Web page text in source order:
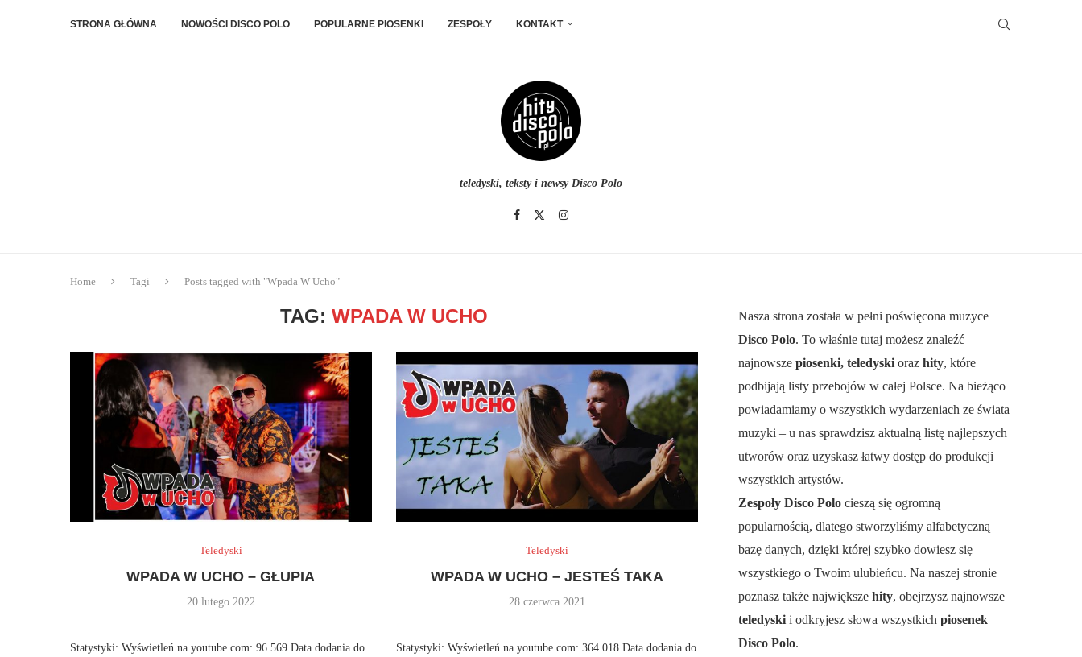
STRONA GŁÓWNA NOWOŚCI DISCO POLO POPULARNE PIOSENKI ZESPOŁY KONTAKT
teledyski, teksty i newsy Disco Polo
Home Tagi Posts tagged with "Wpada W Ucho"
TAG: WPADA W UCHO
Teledyski
WPADA W UCHO – GŁUPIA
20 lutego 2022
Statystyki: Wyświetleń na youtube.com: 96 569 Data dodania do
Teledyski
WPADA W UCHO – JESTEŚ TAKA
28 czerwca 2021
Statystyki: Wyświetleń na youtube.com: 364 018 Data dodania do
Nasza strona została w pełni poświęcona muzyce
Disco Polo. To właśnie tutaj możesz znaleźć
najnowsze piosenki, teledyski oraz hity, które
podbijają listy przebojów w całej Polsce. Na bieżąco
powiadamiamy o wszystkich wydarzeniach ze świata
muzyki – u nas sprawdzisz aktualną listę najlepszych
utworów oraz uzyskasz łatwy dostęp do produkcji
wszystkich artystów.
Zespoły Disco Polo cieszą się ogromną
popularnością, dlatego stworzyliśmy alfabetyczną
bazę danych, dzięki której szybko dowiesz się
wszystkiego o Twoim ulubieńcu. Na naszej stronie
poznasz także największe hity, obejrzysz najnowsze
teledyski i odkryjesz słowa wszystkich piosenek
Disco Polo.